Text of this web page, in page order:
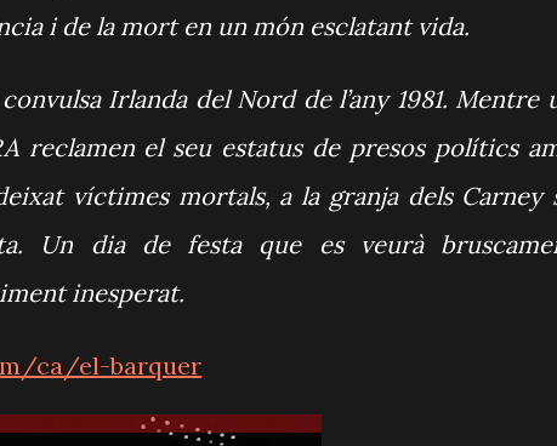
i de la mort en un món esclatant vida.
Irlanda del Nord de l’any 1981. Mentre
reclamen el seu estatus de presos polítics
víctimes mortals, a la granja dels Carney
Un dia de festa que es veurà
inesperat.
ca/el-barquer